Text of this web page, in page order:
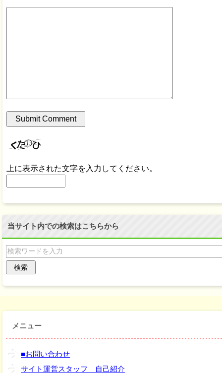
上に表示された文字を入力してください。
当サイト内での検索はこちらから
メニュー
■お問い合わせ
サイト運営スタッフ 自己紹介